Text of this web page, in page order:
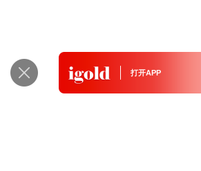
打开APP